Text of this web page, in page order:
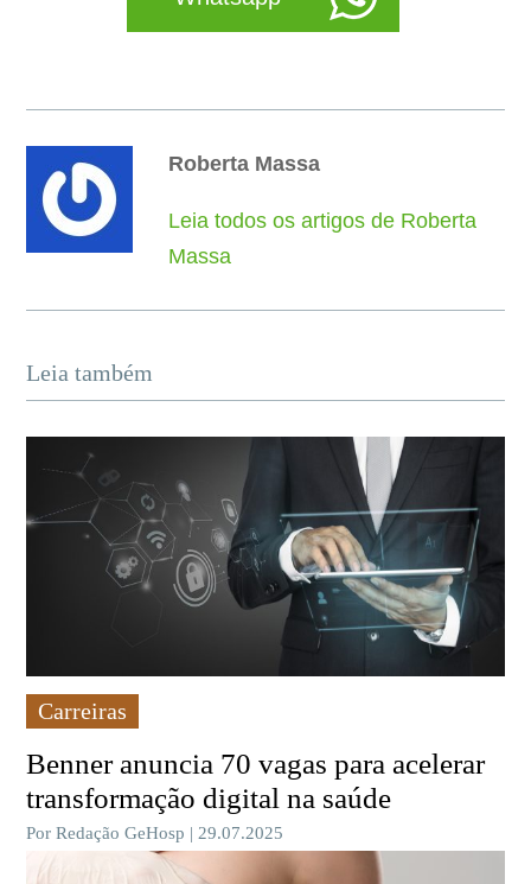
Roberta Massa
Leia todos os artigos de Roberta
Massa
Leia também
Carreiras
Benner anuncia 70 vagas para acelerar
transformação digital na saúde
Por Redação GeHosp | 29.07.2025